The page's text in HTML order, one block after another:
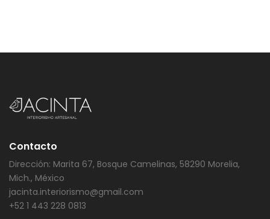
Contacto
Dirección: Marita 67, Bosque Camelinas, 58290 Morelia,
Mich., México
jacinta.interiorismo@gmail.com
+52 1 443 228 0813